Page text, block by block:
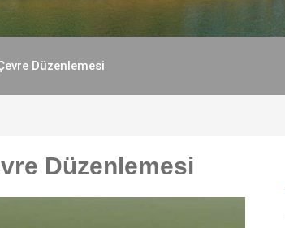
Düzenlemesi
Düzenlemesi